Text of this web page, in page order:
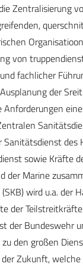
Zentralisierung
von
fachlicher
der
Anforderungen
Sanitätsdienst des
sowie Kräfte
der Marine
wird u.a. der
der
der Bundeswehr
den großen
Zukunft,